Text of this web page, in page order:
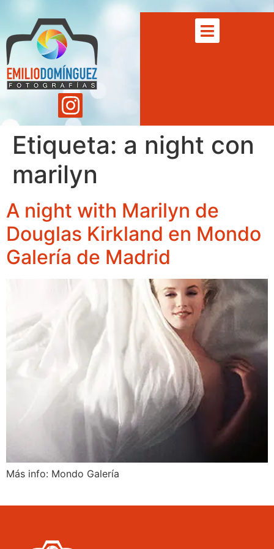
Etiqueta: a night con
marilyn
A night with Marilyn de
Douglas Kirkland en Mondo
Galería de Madrid
Más info: Mondo Galería